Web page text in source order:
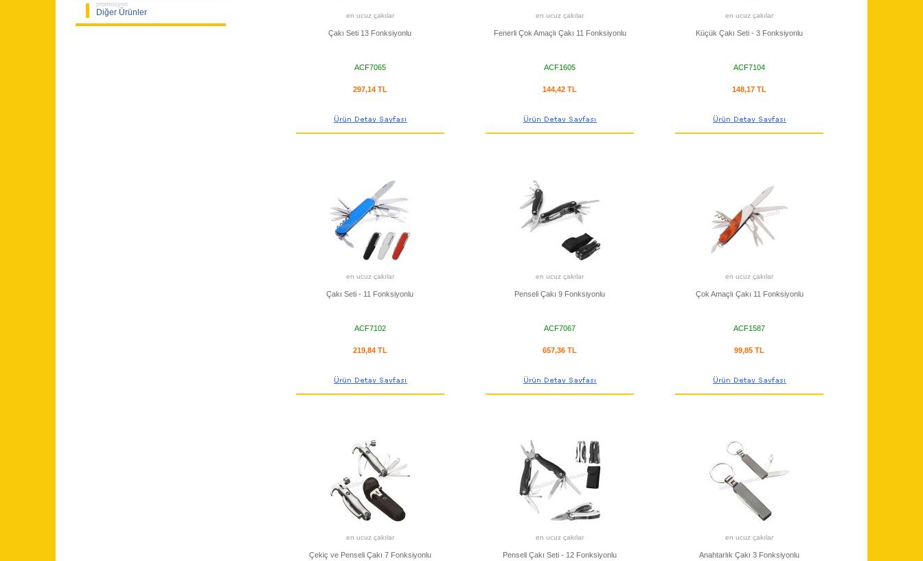
promosyon
Diğer Ürünler en ucuz çakılar
Çakı Seti 13 Fonksiyonlu
ACF7065
297,14 TL
en ucuz çakılar
Fenerli Çok Amaçlı Çakı 11 Fonksiyonlu
ACF1605
144,42 TL
en ucuz çakılar
Küçük Çakı Seti - 3 Fonksiyonlu
ACF7104
148,17 TL
en ucuz çakılar
Çakı Seti - 11 Fonksiyonlu
ACF7102
219,84 TL
en ucuz çakılar
Penseli Çakı 9 Fonksiyonlu
ACF7067
657,36 TL
en ucuz çakılar
Çok Amaçlı Çakı 11 Fonksiyonlu
ACF1587
99,85 TL
en ucuz çakılar
Çekiç ve Penseli Çakı 7 Fonksiyonlu
en ucuz çakılar
Penseli Çakı Seti - 12 Fonksiyonlu
en ucuz çakılar
Anahtarlık Çakı 3 Fonksiyonlu